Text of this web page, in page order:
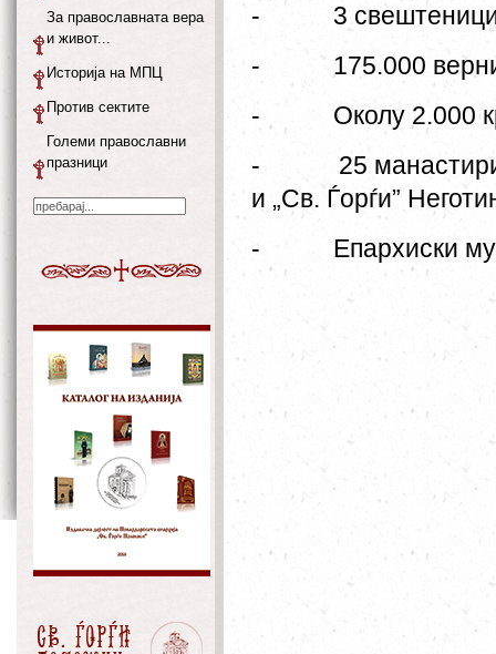
-
3
-
175.000
-
Околу 2.000
-
25
и „Св. Ѓорѓи”
-
Епархиски
За православната вера
и живот...
Историја на МПЦ
Против сектите
Големи православни
празници